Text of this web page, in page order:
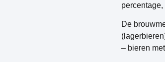
De
– bieren